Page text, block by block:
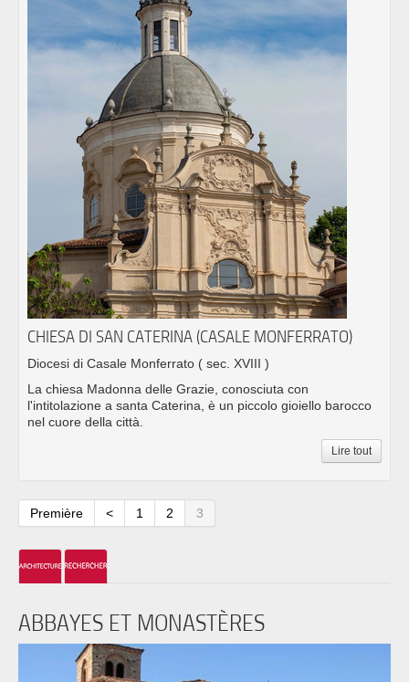
CHIESA DI SAN CATERINA (CASALE MONFERRATO)
Diocesi di Casale Monferrato ( sec. XVIII )
La chiesa Madonna delle Grazie, conosciuta con
l'intitolazione a santa Caterina, è un piccolo gioiello barocco
nel cuore della città.
Lire tout
Première < 1 2 3
ABBAYES ET MONASTÈRES